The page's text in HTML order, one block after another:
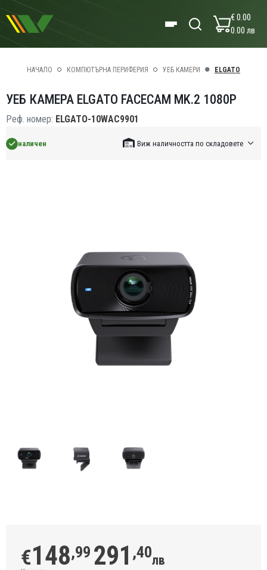
€ 0.00
0.00 лв
НАЧАЛО КОМПЮТЪРНА ПЕРИФЕРИЯ УЕБ КАМЕРИ ELGATO
УЕБ КАМЕРА ELGATO FACECAM MK.2 1080P
Реф. номер: ELGATO-10WAC9901
наличен Виж наличността по складовете
€148,99 291 ,40лв